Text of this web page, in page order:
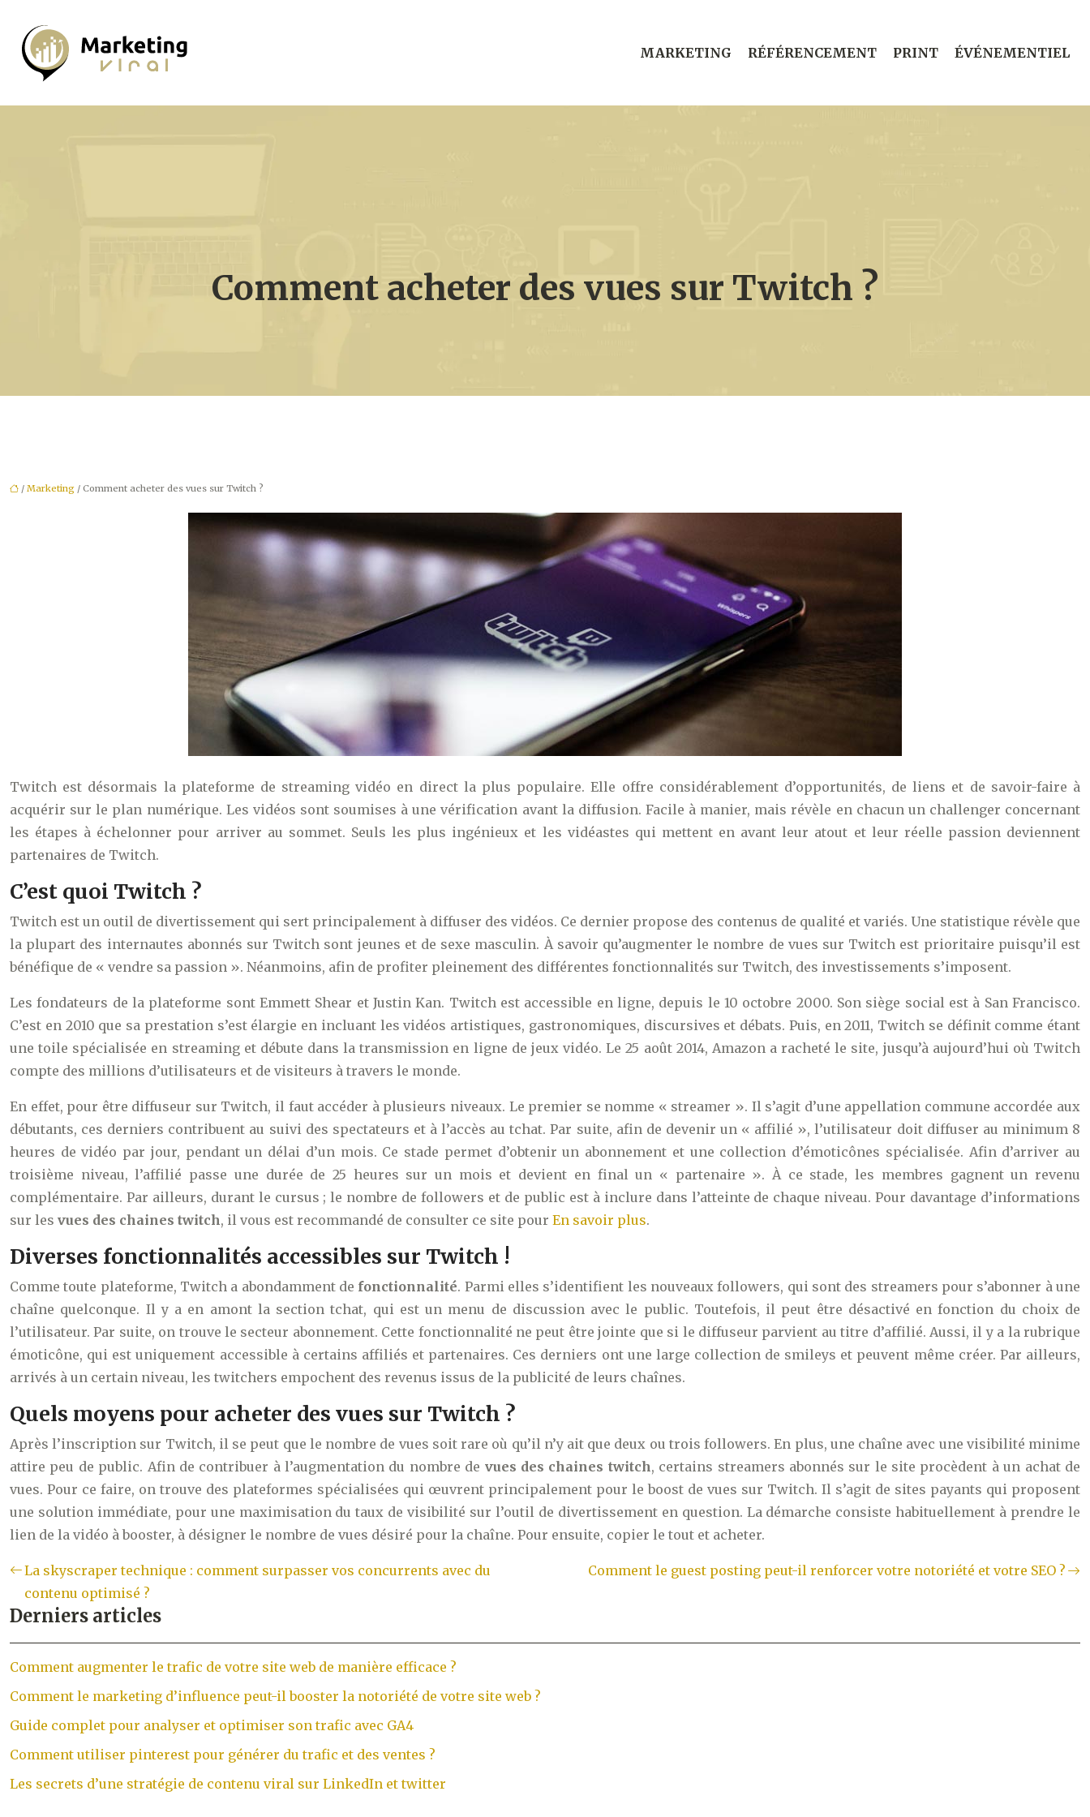
MARKETING RÉFÉRENCEMENT PRINT ÉVÉNEMENTIEL
Comment acheter des vues sur Twitch ?
/ Marketing / Comment acheter des vues sur Twitch ?
Twitch est désormais la plateforme de streaming vidéo en direct la plus populaire. Elle offre considérablement d’opportunités, de liens et de savoir-faire à
acquérir sur le plan numérique. Les vidéos sont soumises à une vérification avant la diffusion. Facile à manier, mais révèle en chacun un challenger concernant
les étapes à échelonner pour arriver au sommet. Seuls les plus ingénieux et les vidéastes qui mettent en avant leur atout et leur réelle passion deviennent
partenaires de Twitch.
C’est quoi Twitch ?
Twitch est un outil de divertissement qui sert principalement à diffuser des vidéos. Ce dernier propose des contenus de qualité et variés. Une statistique révèle que
la plupart des internautes abonnés sur Twitch sont jeunes et de sexe masculin. À savoir qu’augmenter le nombre de vues sur Twitch est prioritaire puisqu’il est
bénéfique de « vendre sa passion ». Néanmoins, afin de profiter pleinement des différentes fonctionnalités sur Twitch, des investissements s’imposent.
Les fondateurs de la plateforme sont Emmett Shear et Justin Kan. Twitch est accessible en ligne, depuis le 10 octobre 2000. Son siège social est à San Francisco.
C’est en 2010 que sa prestation s’est élargie en incluant les vidéos artistiques, gastronomiques, discursives et débats. Puis, en 2011, Twitch se définit comme étant
une toile spécialisée en streaming et débute dans la transmission en ligne de jeux vidéo. Le 25 août 2014, Amazon a racheté le site, jusqu’à aujourd’hui où Twitch
compte des millions d’utilisateurs et de visiteurs à travers le monde.
En effet, pour être diffuseur sur Twitch, il faut accéder à plusieurs niveaux. Le premier se nomme « streamer ». Il s’agit d’une appellation commune accordée aux
débutants, ces derniers contribuent au suivi des spectateurs et à l’accès au tchat. Par suite, afin de devenir un « affilié », l’utilisateur doit diffuser au minimum 8
heures de vidéo par jour, pendant un délai d’un mois. Ce stade permet d’obtenir un abonnement et une collection d’émoticônes spécialisée. Afin d’arriver au
troisième niveau, l’affilié passe une durée de 25 heures sur un mois et devient en final un « partenaire ». À ce stade, les membres gagnent un revenu
complémentaire. Par ailleurs, durant le cursus ; le nombre de followers et de public est à inclure dans l’atteinte de chaque niveau. Pour davantage d’informations
sur les vues des chaines twitch, il vous est recommandé de consulter ce site pour En savoir plus.
Diverses fonctionnalités accessibles sur Twitch !
Comme toute plateforme, Twitch a abondamment de fonctionnalité. Parmi elles s’identifient les nouveaux followers, qui sont des streamers pour s’abonner à une
chaîne quelconque. Il y a en amont la section tchat, qui est un menu de discussion avec le public. Toutefois, il peut être désactivé en fonction du choix de
l’utilisateur. Par suite, on trouve le secteur abonnement. Cette fonctionnalité ne peut être jointe que si le diffuseur parvient au titre d’affilié. Aussi, il y a la rubrique
émoticône, qui est uniquement accessible à certains affiliés et partenaires. Ces derniers ont une large collection de smileys et peuvent même créer. Par ailleurs,
arrivés à un certain niveau, les twitchers empochent des revenus issus de la publicité de leurs chaînes.
Quels moyens pour acheter des vues sur Twitch ?
Après l’inscription sur Twitch, il se peut que le nombre de vues soit rare où qu’il n’y ait que deux ou trois followers. En plus, une chaîne avec une visibilité minime
attire peu de public. Afin de contribuer à l’augmentation du nombre de vues des chaines twitch, certains streamers abonnés sur le site procèdent à un achat de
vues. Pour ce faire, on trouve des plateformes spécialisées qui œuvrent principalement pour le boost de vues sur Twitch. Il s’agit de sites payants qui proposent
une solution immédiate, pour une maximisation du taux de visibilité sur l’outil de divertissement en question. La démarche consiste habituellement à prendre le
lien de la vidéo à booster, à désigner le nombre de vues désiré pour la chaîne. Pour ensuite, copier le tout et acheter.
La skyscraper technique : comment surpasser vos concurrents avec du
contenu optimisé ?
Comment le guest posting peut-il renforcer votre notoriété et votre SEO ?
Derniers articles
Comment augmenter le trafic de votre site web de manière efficace ?
Comment le marketing d’influence peut-il booster la notoriété de votre site web ?
Guide complet pour analyser et optimiser son trafic avec GA4
Comment utiliser pinterest pour générer du trafic et des ventes ?
Les secrets d’une stratégie de contenu viral sur LinkedIn et twitter